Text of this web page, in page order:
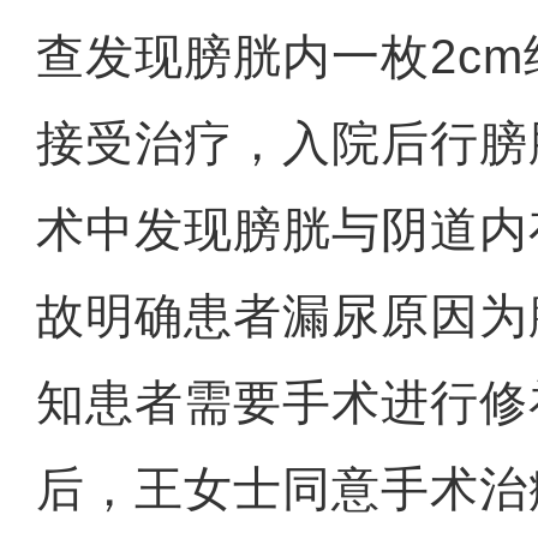
查发现膀胱内一枚
接受治疗，入院后行
术中发现膀胱与阴道
故明确患者漏尿原因
知患者需要手术进行
后，王女士同意手术